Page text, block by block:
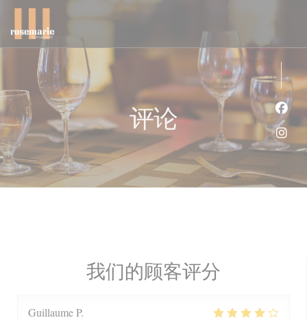
Cookie管理面板
评论
我们的顾客评分
GuillaumeP